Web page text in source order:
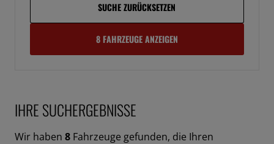
SUCHE ZURÜCKSETZEN
8 FAHRZEUGE ANZEIGEN
IHRE SUCHERGEBNISSE
Wir haben 8 Fahrzeuge gefunden, die Ihren